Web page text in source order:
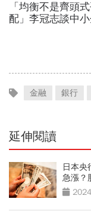
「均衡不是齊頭
配」李冠志談中
金融 銀行
延伸閱讀
日本央
急漲？